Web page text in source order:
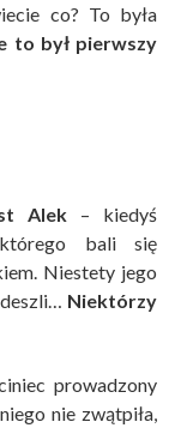
co? To była
to był pierwszy
Alek– kiedyś
którego bali się
Niestety jego
Niektórzy
prowadzony
nie zwątpiła,